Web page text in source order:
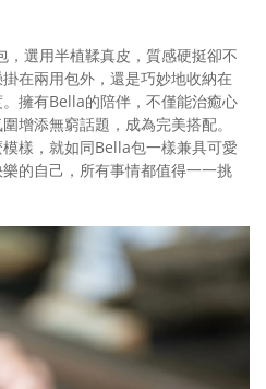
，選用半植鞣真皮，質感硬挺卻不
在兩用包外，還是巧妙地收納在
擁有Bella的陪伴，不僅能治癒心
增添無窮話題，成為完美搭配。
樣，就如同Bella包一樣兼具可愛
的自己，所有事情都值得一一挑